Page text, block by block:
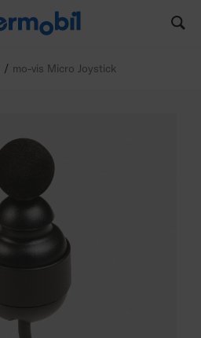
mo-vis Micro Joystick